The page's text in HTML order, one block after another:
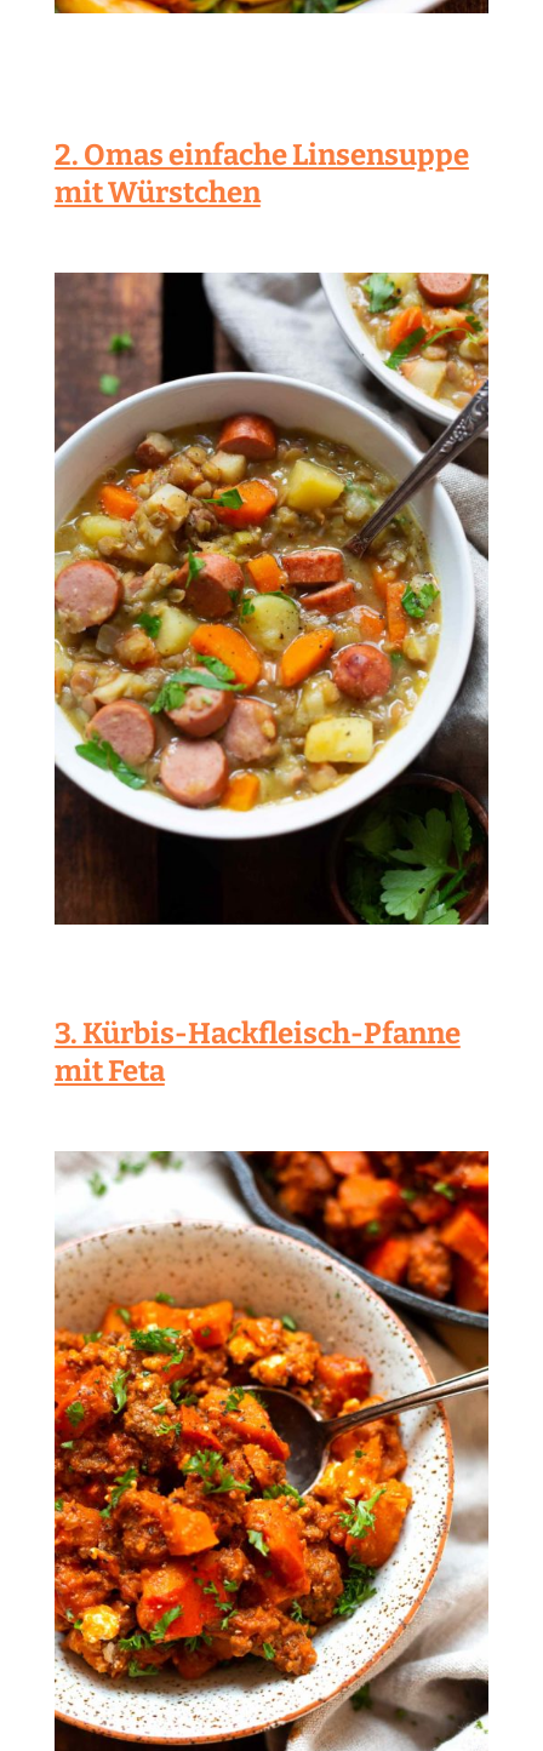
2. Omas einfache Linsensuppe
mit Würstchen
3. Kürbis-Hackfleisch-Pfanne
mit Feta